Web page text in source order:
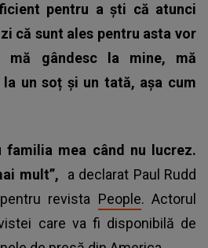
pentru a şti că atunci
că sunt ales pentru asta vor
mă gândesc la mine, mă
un soț și un tată, așa cum
familia mea când nu lucrez.
mult”,
a declarat Paul Rudd
revista People. Actorul
care va fi disponibilă de